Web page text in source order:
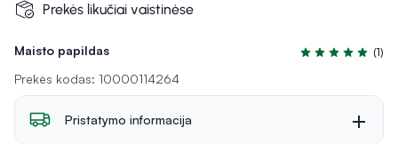
Maisto papildas
Įvertinimas 5.0
(1)
Prekės kodas: 10000114264
Prekės likučiai vaistinėse
Pristatymo informacija